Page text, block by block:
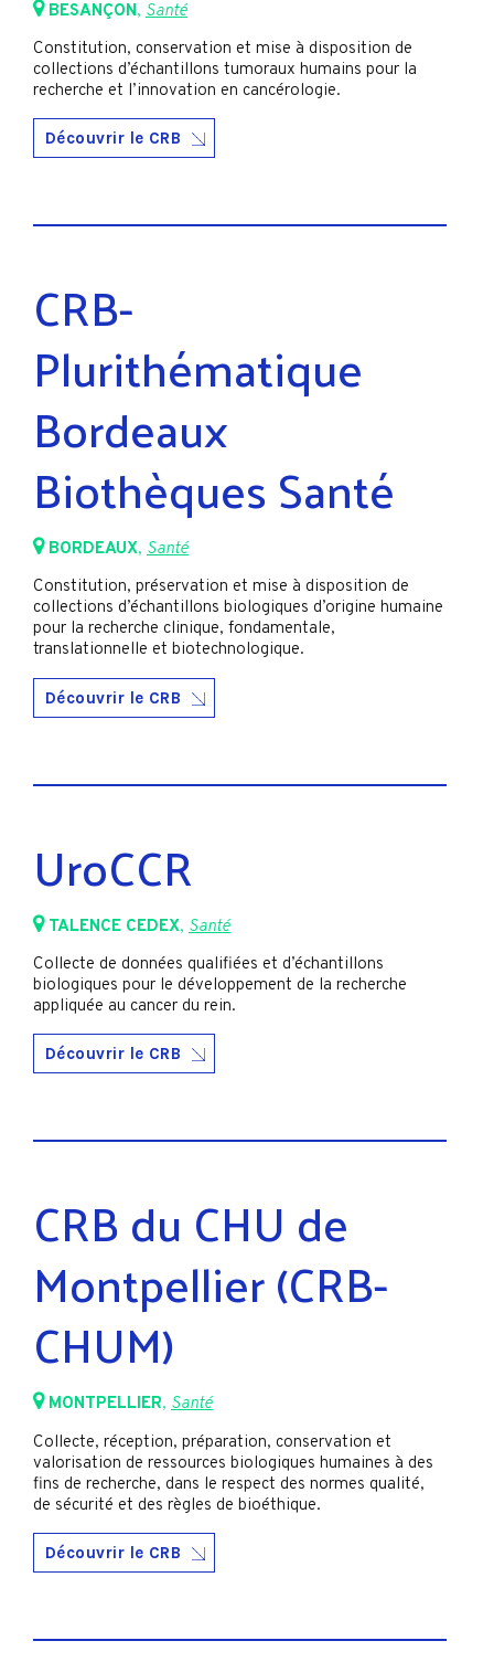
BESANÇON, Santé
Constitution, conservation et mise à disposition de
collections d’échantillons tumoraux humains pour la
recherche et l’innovation en cancérologie.
Découvrir le CRB
CRB-
Plurithématique
Bordeaux
Biothèques Santé
BORDEAUX, Santé
Constitution, préservation et mise à disposition de
collections d’échantillons biologiques d’origine humaine
pour la recherche clinique, fondamentale,
translationnelle et biotechnologique.
Découvrir le CRB
UroCCR
TALENCE CEDEX, Santé
Collecte de données qualifiées et d’échantillons
biologiques pour le développement de la recherche
appliquée au cancer du rein.
Découvrir le CRB
CRB du CHU de
Montpellier (CRB-
CHUM)
MONTPELLIER, Santé
Collecte, réception, préparation, conservation et
valorisation de ressources biologiques humaines à des
fins de recherche, dans le respect des normes qualité,
de sécurité et des règles de bioéthique.
Découvrir le CRB